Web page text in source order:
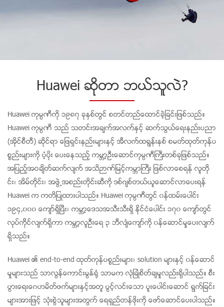
Huawei ဆိုတာ ဘယ္သူလဲ?
Huawei ကုမၸဏီကို ၁၉၈၇ ခုႏွစ္တြင္ စတင္တည္ေထာင္ခဲ့ျခင္းျဖစ္သည္။
Huawei ကုမၸဏီ သည္ သတင္းအခ်က္အလက္ႏွင့္ ဆက္သြယ္ေရးနည္းပညာ
(အိုင္စီတီ) ဆိုင္ရာ ေျဖရွင္းနည္းမ်ားႏွင့္ အီလက္ထရြန္းနစ္ စမတ္ထုတ္ကုန္ပ
စၥည္းမ်ားကို ပ့ံပိုး ေပးေနသည့္ ကမ႓ာ့ဦးေဆာင္ကုမၸဏီႀကီးတစ္ခုျဖစ္သည္။
အျပည့္အဝခ်ိတ္ဆက္လ်က္ အသိဉာဏ္ျမင့္ကမ႓ာႀကီး ျဖစ္လာေစရန္ လူတို
င္း၊ အိမ္တိုင္း၊ အဖြဲ႕အစည္းတိုင္းဆီကို ဒစ္ဂ်စ္တယ္ယူေဆာင္လာေပးရန္
Huawei က ကတိျပဳထားပါသည္။ Huawei ကုမၸဏီတြင္ ၀န္ထမ္းေပါင္း
၁၉၄,၀၀၀ ေက်ာ္ရွိၿပီး၊ ကမ႓ာ့ေဒသအသီးသီးရွိ ႏိုင္ငံေပါင္း ၁၇၀ ေက်ာ္တြင္
လုပ္ကိ္ုင္လ်က္ရွိကာ ကမ႓ာ့လူဦးေရ ၃ ဘီလ်ံေက်ာ္ကို ၀န္ေဆာင္မႈေပးလ်က္
ရွိသည္။
Huawei ၏ end-to-end ထုတ္ကုန္ပစၥည္းမ်ား၊ solution မ်ားႏွင့္ ၀န္ေဆာင္
မႈမ်ားသည္ သာလြန္ေကာင္းမြန္႐ုံ သာမက လုံျခဳံစိတ္ခ်မႈလည္းရွိပါသည္။ စီး
ပြားေရးေဂဟမိတ္ဖက္မ်ားႏွင့္အတူ ပြင့္လင္းေသာ ပူးေပါင္းေဆာင္ ရြက္ျခင္း
မ်ားအားျဖင့္ သုံးစြဲသူမ်ားအတြက္ ေရရွည္တန္ဖိုးကို ေဖာ္ေဆာင္ေပးပါသည္။